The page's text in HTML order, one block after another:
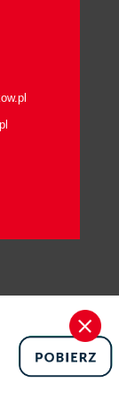
zł
(-38%)
ebook